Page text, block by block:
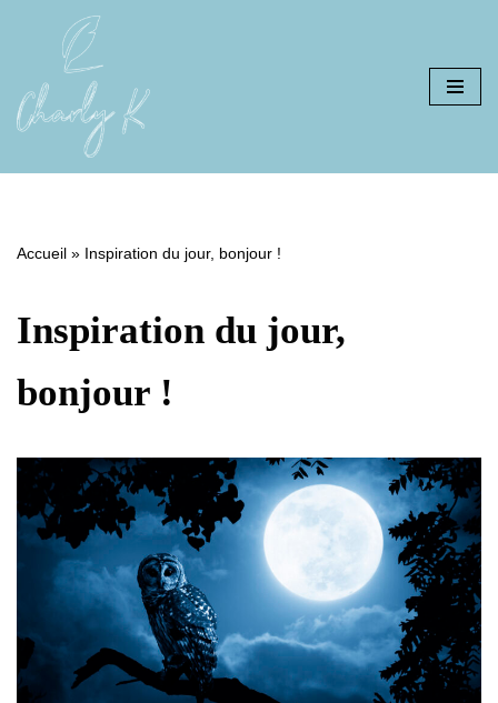
contenu
Accueil » Inspiration du jour, bonjour !
Inspiration du jour,
bonjour !